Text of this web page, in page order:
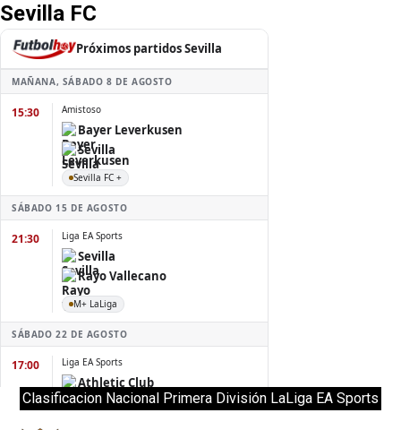
Sevilla FC
Clasificacion Nacional Primera División LaLiga EA Sports